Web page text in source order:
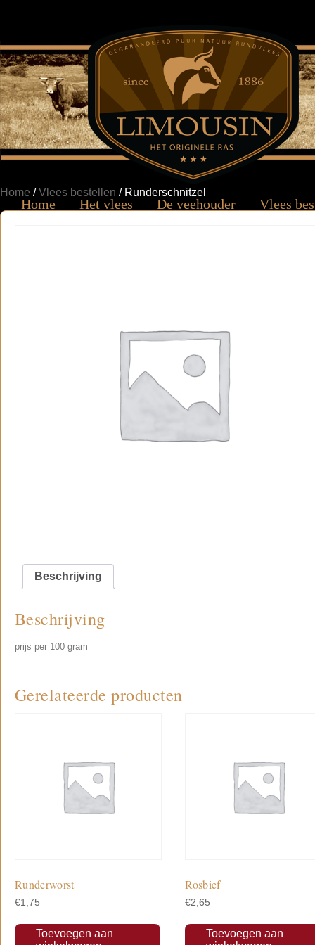
Home Het vlees De veehouder Vlees
Home /Vlees bestellen / Runderschnitzel
Beschrijving
Beschrijving
prijs per 100 gram
Gerelateerde producten
Runderworst
€1,75
Toevoegen aan
Rosbief
€2,65
Toevoegen aan